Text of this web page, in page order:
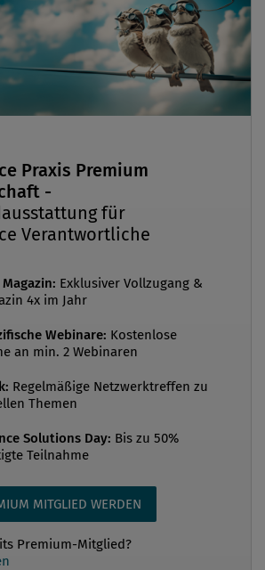
Praxis Premium
-
für
Verantwortliche
Exklusiver Vollzugang &
4x im Jahr
Webinare: Kostenlose
an min. 2 Webinaren
Regelmäßige Netzwerktreffen zu
Themen
Solutions Day: Bis zu 50%
Teilnahme
MITGLIED WERDEN
Premium-Mitglied?